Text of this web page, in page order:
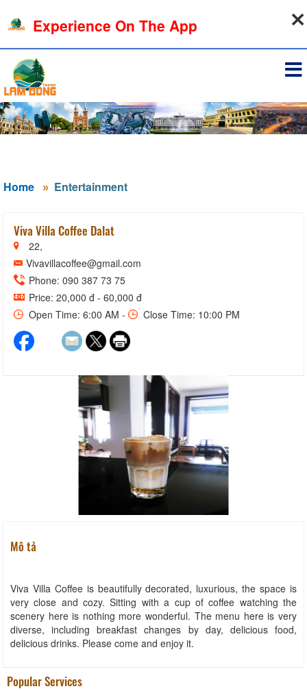
Home Entertainment
Viva Villa Coffee Dalat
22,
Vivavillacoffee@gmail.com
Phone: 090 387 73 75
Price: 20,000 đ - 60,000 đ
Open Time: 6:00 AM -
Close Time: 10:00 PM
Mô tả
Viva Villa Coffee is beautifully decorated, luxurious, the space is
very close and cozy. Sitting with a cup of coffee watching the
scenery here is nothing more wonderful. The menu here is very
diverse, including breakfast changes by day, delicious food,
delicious drinks. Please come and enjoy it.
Popular Services
Experience On The App